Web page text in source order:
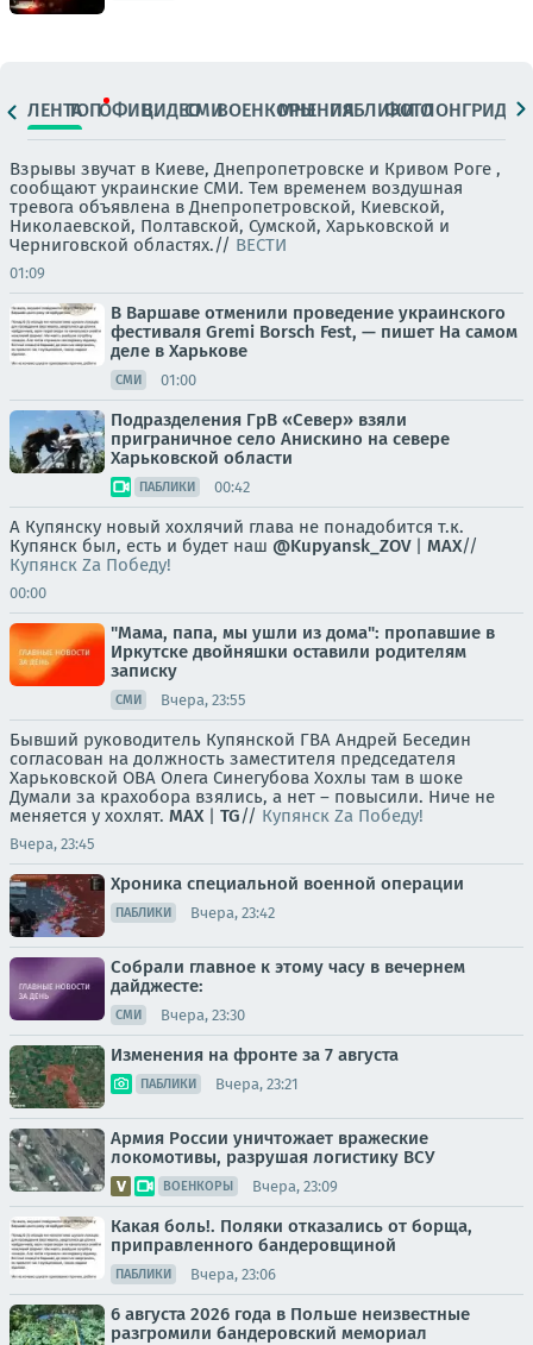
ЛЕНТАТОПОФИЦ.ВИДЕОСМИВОЕНКОРЫМНЕНИЯПАБЛИКИ
ФОТОЛОНГРИДЫ
Взрывы звучат в Киеве, Днепропетровске и Кривом Роге ,
сообщают украинские СМИ. Тем временем воздушная
тревога объявлена в Днепропетровской, Киевской,
Николаевской, Полтавской, Сумской, Харьковской и
Черниговской областях.// ВЕСТИ
01:09
В Варшаве отменили проведение украинского
фестиваля Gremi Borsch Fest, — пишет На самом
деле в Харькове
СМИ 01:00
Подразделения ГрВ «Север» взяли
приграничное село Анискино на севере
Харьковской области
ПАБЛИКИ 00:42
А Купянску новый хохлячий глава не понадобится т.к.
Купянск был, есть и будет наш @Kupyansk_ZOV| MAX//
Купянск Za Победу!
00:00
"Мама, папа, мы ушли из дома": пропавшие в
Иркутске двойняшки оставили родителям
записку
СМИ Вчера, 23:55
Бывший руководитель Купянской ГВА Андрей Беседин
согласован на должность заместителя председателя
Харьковской ОВА Олега Синегубова Хохлы там в шоке
Думали за крахобора взялись, а нет – повысили. Ниче не
меняется у хохлят. MAX| TG// Купянск Za Победу!
Вчера, 23:45
Хроника специальной военной операции
ПАБЛИКИ Вчера, 23:42
Собрали главное к этому часу в вечернем
дайджесте:
СМИ Вчера, 23:30
Изменения на фронте за 7 августа
ПАБЛИКИ Вчера, 23:21
Армия России уничтожает вражеские
локомотивы, разрушая логистику ВСУ
ВОЕНКОРЫ Вчера, 23:09
Какая боль!. Поляки отказались от борща,
приправленного бандеровщиной
ПАБЛИКИ Вчера, 23:06
6 августа 2026 года в Польше неизвестные
разгромили бандеровский мемориал